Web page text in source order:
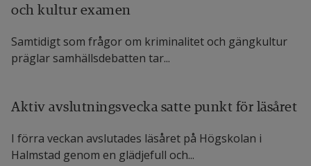
och kultur examen
Samtidigt som frågor om kriminalitet och gängkultur
präglar samhälls­debatten tar...
Aktiv avslutningsvecka satte punkt för läsåret
I förra veckan avslutades läsåret på Högskolan i
Halmstad genom en glädjefull och...